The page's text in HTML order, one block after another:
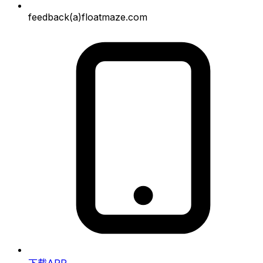
feedback(a)floatmaze.com